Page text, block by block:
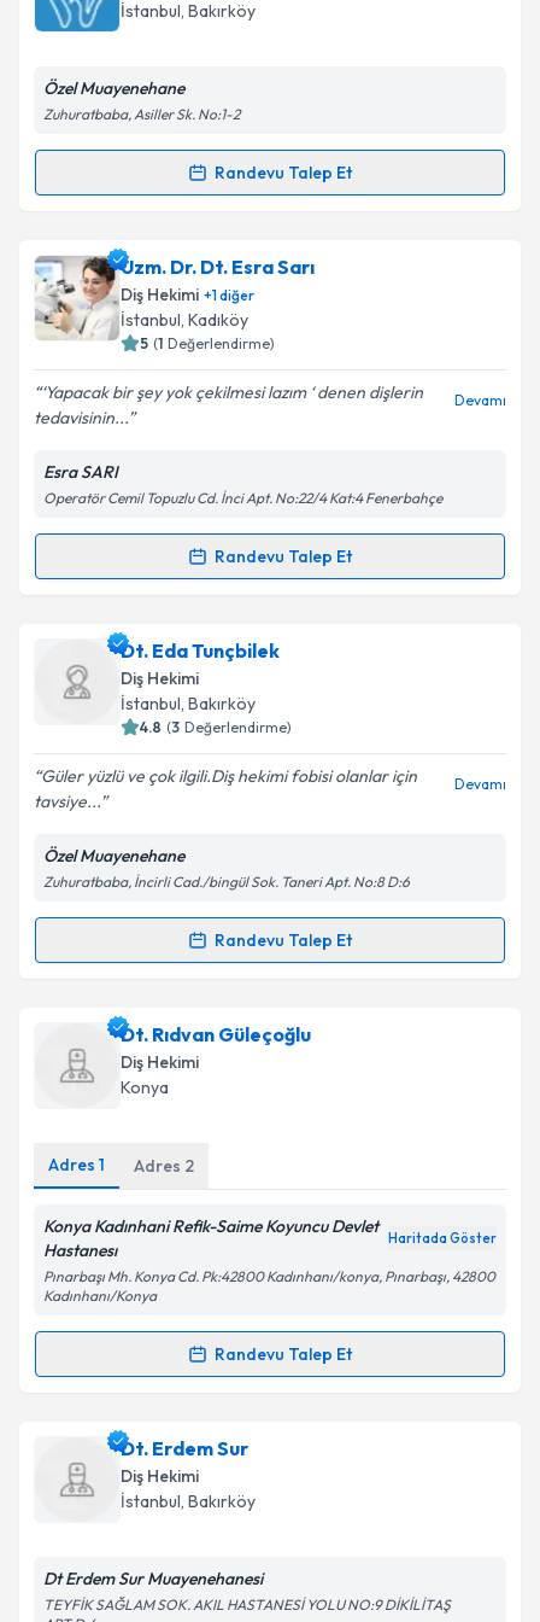
Kişisel verilerimin işlenmesine ilişkin
Metni'ni okudum ve kişisel verilerimin belirtilen
Takvim Talebini Gönder
İstanbul, Bakırköy
Özel Muayenehane
Zuhuratbaba, Asiller Sk. No:1-2
Randevu Talep Et
Randevu Takvimi Talebi
Dt. Tamer Özgüzeliçin randevu takvimi talebi
oluşturun. Size bu uzmandan randevu almanız için bir
takvim hazırlandığında e-posta ile bilgilendireceğiz.
Kişisel verilerimin işlenmesine ilişkin
Metni'ni okudum ve kişisel verilerimin belirtilen
kapsamda işlenmesini kabul ediyorum.
Uzm. Dr. Dt. Esra Sarı
Diş Hekimi +1diğer
İstanbul, Kadıköy
5 (1 Değerlendirme)
‘Yapacak bir şey yok çekilmesi lazım ‘ denen dişlerin
tedavisinin...
Devamı
Esra SARI
Operatör Cemil Topuzlu Cd. İnci Apt. No:22/4 Kat:4 Fenerbahçe
Randevu Talep Et
Randevu Takvimi Talebi
Uzm. Dr. Dt. Esra Sarıiçin randevu takvimi talebi
oluşturun. Size bu uzmandan randevu almanız için bir
takvim hazırlandığında e-posta ile bilgilendireceğiz.
Kişisel verilerimin işlenmesine ilişkin
Metni'ni okudum ve kişisel verilerimin belirtilen
kapsamda işlenmesini kabul ediyorum.
Dt. Eda Tunçbilek
Diş Hekimi
İstanbul, Bakırköy
4.8 (3 Değerlendirme)
Güler yüzlü ve çok ilgili.Diş hekimi fobisi olanlar için
tavsiye...
Devamı
Özel Muayenehane
Zuhuratbaba, İncirli Cad./bingül Sok. Taneri Apt. No:8 D:6
Randevu Talep Et
Randevu Takvimi Talebi
Dt. Eda Tunçbilekiçin randevu takvimi talebi
oluşturun. Size bu uzmandan randevu almanız için bir
takvim hazırlandığında e-posta ile bilgilendireceğiz.
Kişisel verilerimin işlenmesine ilişkin
Aydınlatma
Metni'ni okudum ve kişisel verilerimin belirtilen
kapsamda işlenmesini kabul ediyorum.
Takvim Talebini Gönder
Dt. Rıdvan Güleçoğlu
Diş Hekimi
Konya
Adres 1 Adres 2
Konya Kadınhani Refik-Saime Koyuncu Devlet
Hastanesı
Haritada Göster
Pınarbaşı Mh. Konya Cd. Pk:42800 Kadınhanı/konya, Pınarbaşı, 42800
Kadınhanı/Konya
Randevu Talep Et
Randevu Takvimi Talebi
Dt. Rıdvan Güleçoğlu
oluşturun. Size bu uzmandan randevu almanız için bir
takvim hazırlandığında e-posta ile bilgilendireceğiz.
Dt. Erdem Sur
Diş Hekimi
İstanbul, Bakırköy
Dt Erdem Sur Muayenehanesi
TEYFİK SAĞLAM SOK. AKIL HASTANESİ YOLU NO:9 DİKİLİTAŞ